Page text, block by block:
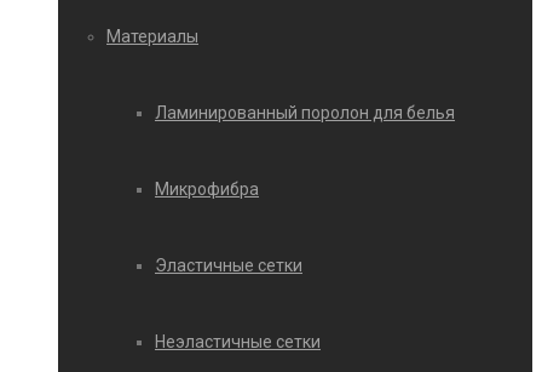
Материалы
Ламинированный поролон для белья
Микрофибра
Эластичные сетки
Неэластичные сетки